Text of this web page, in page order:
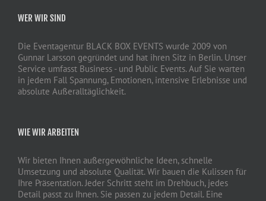
WER WIR SIND
Die Eventagentur BLACK BOX EVENTS wurde 2009 von
Gunnar Larsson gegründet und hat ihren Sitz in Berlin. Unser
Service umfasst Business - und Public Events. Auf Sie warten
in jedem Fall Spannung, Emotionen, intensive Erlebnisse und
absolute Außeralltäglichkeit.
WIE WIR ARBEITEN
Wir bieten Ihnen außergewöhnliche Ideen, schnelle
Umsetzung und absolute Qualität. Wir bauen die Kulissen für
Ihre Präsentation. Jeder Schritt steht im Drehbuch, jedes
Detail passt zu Ihnen. Sie passen zu jedem Detail. Eine